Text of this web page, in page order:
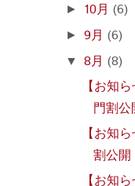
► 10月(6)
►9月(6)
▼8月(8)
【お知
門割公
【お知
割公開
【お知